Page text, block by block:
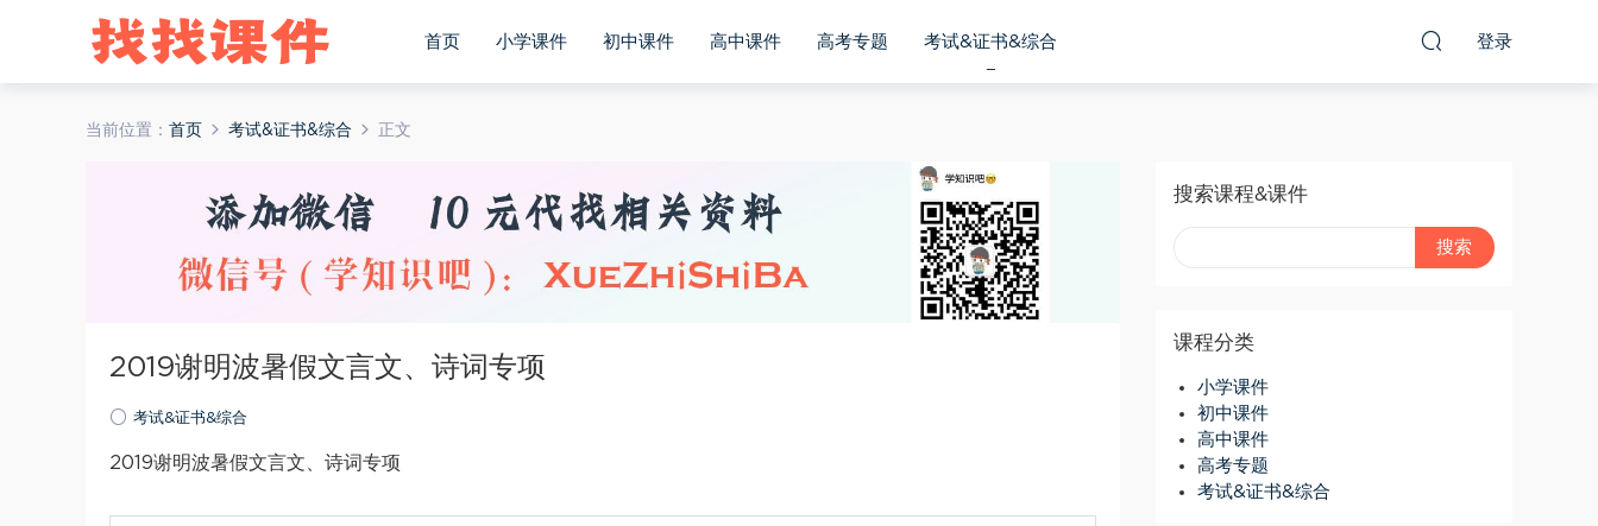
首页 小学课件 初中课件 高中课件 高考专题 考试&证书&综合 登录
当前位置： 首页 考试&证书&综合 正文
2019谢明波暑假文言文、诗词专项
考试&证书&综合
2019谢明波暑假文言文、诗词专项
搜索课程&课件
课程分类
小学课件
初中课件
高中课件
高考专题
考试&证书&综合